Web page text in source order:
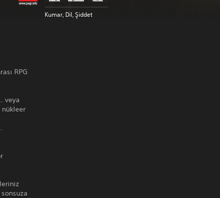
Kumar, Dil, Şiddet
RPG
veya